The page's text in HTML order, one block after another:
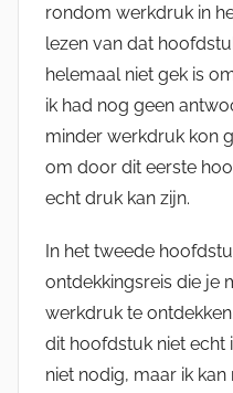
rondom werkdruk in
lezen van dat
helemaal niet gek is
ik had nog geen
minder werkdruk kon
om door dit eerste
echt druk kan zijn.
In het tweede
ontdekkingsreis die je
werkdruk te
dit hoofdstuk niet echt
niet nodig, maar ik